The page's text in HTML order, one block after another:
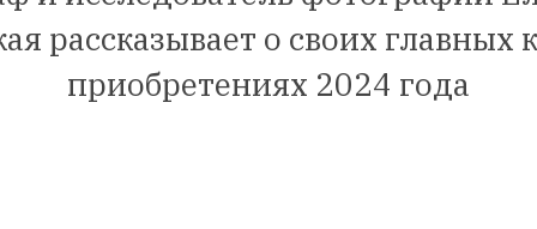
рассказывает о своих
приобретениях 2024 года